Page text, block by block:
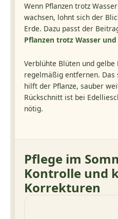
Wenn Pflanzen trotz
wachsen, lohnt sich der
Erde. Dazu passt der
Pflanzen trotz Wasser
Verblühte Blüten und
regelmäßig entfernen.
hilft der Pflanze, sauber
Rückschnitt ist bei
nötig.
Pflege im
Kontrolle und
Korrekturen